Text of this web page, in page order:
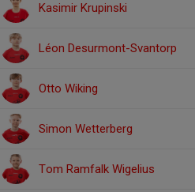
Kasimir Krupinski
Léon Desurmont-Svantorp
Otto Wiking
Simon Wetterberg
Tom Ramfalk Wigelius